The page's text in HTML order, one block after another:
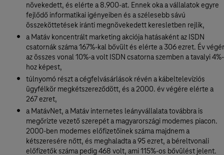
növekedett, és elérte a 8.900-at. Ennek oka a vállalatok egyre
fejlődő informatikai igényeiben és a szélesebb sávú
összeköttetések iránti megnövekedett keresletben rejlik,
a Matáv koncentrált marketing akciója hatásaként az ISDN
csatornák száma 167%-kal bővült és elérte a 306 ezret. Év
az összes vonal 10%-a volt ISDN csatorna szemben a tavalyi 4%-
hoz képest,
túlnyomó részt a cégfelvásárlások révén a kábeltelevíziós
ügyfélkör megkétszereződött, és a 2000. év végére elérte a
267 ezret,
a MatávNet, a Matáv internetes leányvállalata továbbra is
megőrizte vezető szerepét a magyarországi modemes piacon.
2000-ben modemes előfizetőinek száma majdnem a
kétszeresére nőtt, és meghaladta a 95 ezret, a béreltvonali
előfizetők száma pedig 468 volt, ami 115%-os bővülést jelent.